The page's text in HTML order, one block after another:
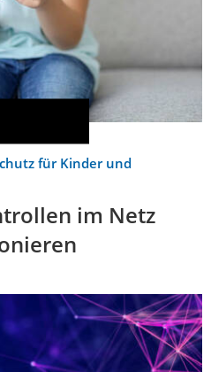
für Kinder und
im Netz